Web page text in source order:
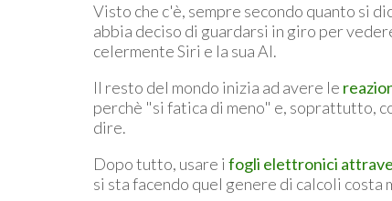
Visto che c'è, sempre secondo quanto si
abbia deciso di guardarsi in giro per
celermente Siri e la sua AI.
Il resto del mondo inizia ad avere le
perchè "si fatica di meno" e, soprattutto,
dire.
Dopo tutto, usare i fogli elettronici
si sta facendo quel genere di calcoli costa